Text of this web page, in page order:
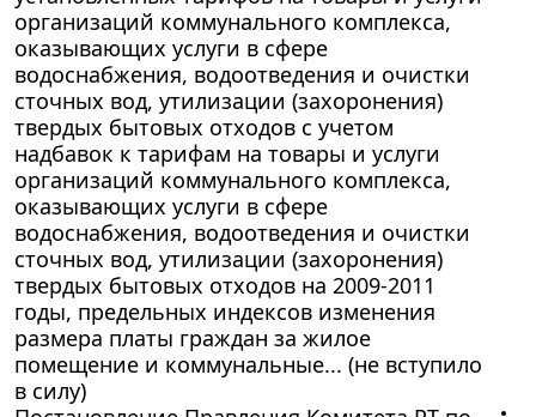
организаций коммунального комплекса,
оказывающих услуги в сфере
водоснабжения, водоотведения и очистки
сточных вод, утилизации (захоронения)
твердых бытовых отходов с учетом
надбавок к тарифам на товары и услуги
организаций коммунального комплекса,
оказывающих услуги в сфере
водоснабжения, водоотведения и очистки
сточных вод, утилизации (захоронения)
твердых бытовых отходов на 2009-2011
годы, предельных индексов изменения
размера платы граждан за жилое
помещение и коммунальные... (не вступило
в силу)